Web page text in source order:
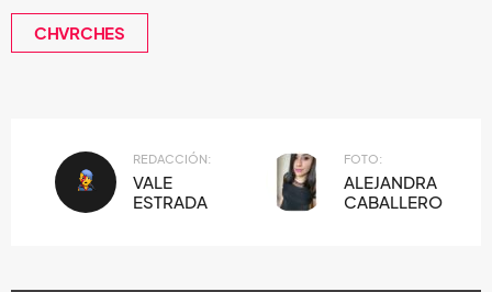
CHVRCHES
REDACCIÓN:
VALE
ESTRADA
FOTO:
ALEJANDRA
CABALLERO